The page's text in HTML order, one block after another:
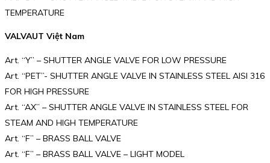
TEMPERATURE
VALVAUT Việt Nam
Art. “Y” – SHUTTER ANGLE VALVE FOR LOW PRESSURE
Art. “PET”- SHUTTER ANGLE VALVE IN STAINLESS STEEL AISI 316
FOR HIGH PRESSURE
Art. “AX” – SHUTTER ANGLE VALVE IN STAINLESS STEEL FOR
STEAM AND HIGH TEMPERATURE
Art. “F” – BRASS BALL VALVE
Art. “F” – BRASS BALL VALVE – LIGHT MODEL